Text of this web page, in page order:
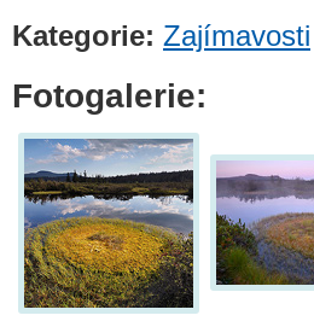
Kategorie: Zajímavosti
Fotogalerie: